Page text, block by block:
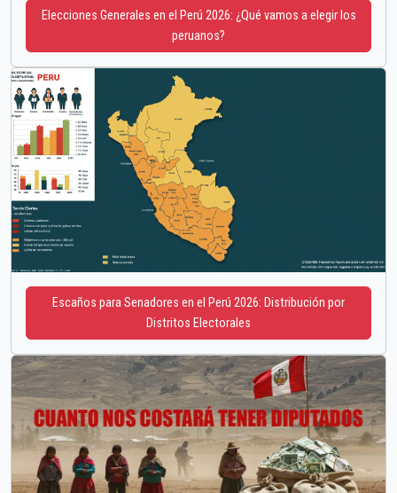
Elecciones Generales en el Perú 2026: ¿Qué vamos a elegir los
peruanos?
Escaños para Senadores en el Perú 2026: Distribución por
Distritos Electorales